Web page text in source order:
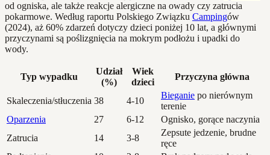
od ogniska, ale także reakcje alergiczne na owady czy zatrucia
pokarmowe. Według raportu Polskiego Związku Campingów
(2024), aż 60% zdarzeń dotyczy dzieci poniżej 10 lat, a głównymi
przyczynami są poślizgnięcia na mokrym podłożu i upadki do
wody.
Typ wypadku
Udział
(%)
Wiek
dzieci
Przyczyna główna
Skaleczenia/stłuczenia 38 4-10
Bieganie po nierównym
terenie
Oparzenia
27 6-12
Ognisko, gorące naczynia
Zatrucia
14 3-8
Zepsute jedzenie, brudne
ręce